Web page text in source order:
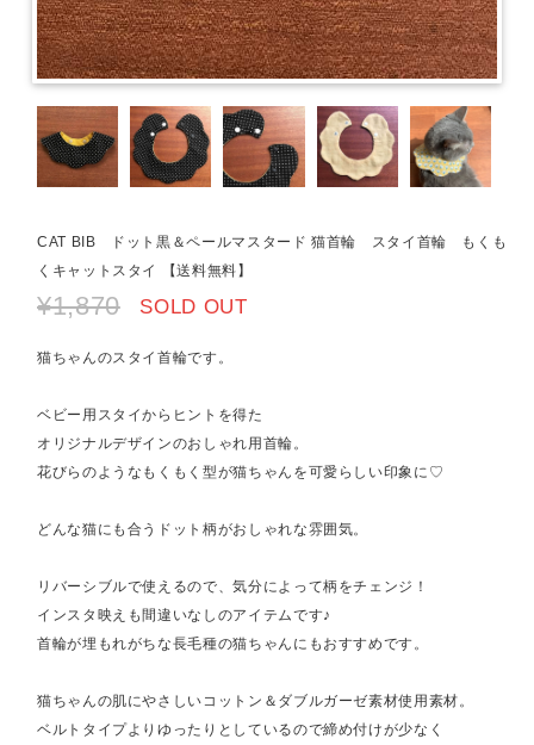
CAT BIB ドット黒＆ペールマスタード 猫首輪 スタイ首輪 もくも
くキャットスタイ 【送料無料】
¥1,870 SOLD OUT
猫ちゃんのスタイ首輪です。
ベビー用スタイからヒントを得た
オリジナルデザインのおしゃれ用首輪。
花びらのようなもくもく型が猫ちゃんを可愛らしい印象に♡
どんな猫にも合うドット柄がおしゃれな雰囲気。
リバーシブルで使えるので、気分によって柄をチェンジ！
インスタ映えも間違いなしのアイテムです♪
首輪が埋もれがちな長毛種の猫ちゃんにもおすすめです。
猫ちゃんの肌にやさしいコットン＆ダブルガーゼ素材使用素材。
ベルトタイプよりゆったりとしているので締め付けが少なく